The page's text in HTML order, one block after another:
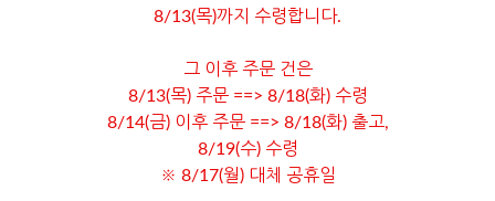
8/13(목)까지 수령합니다.
그 이후 주문 건은
8/13(목) 주문 ==> 8/18(화) 수령
8/14(금) 이후 주문 ==> 8/18(화) 출고,
8/19(수) 수령
※ 8/17(월) 대체 공휴일